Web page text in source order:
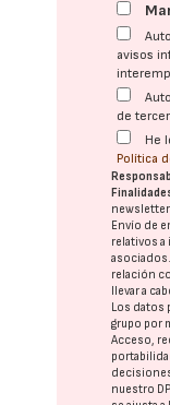
avisos
de
He
Política
Envío de
relativos
relación
llevar a
Los datos
grupo por
Acceso,
nuestro